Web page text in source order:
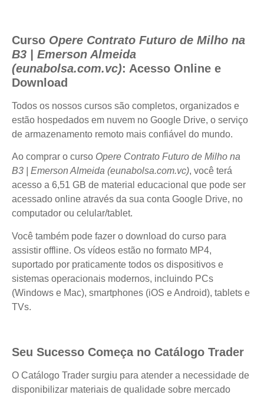
Curso Opere Contrato Futuro de Milho na
B3 | Emerson Almeida
(eunabolsa.com.vc): Acesso Online e
Download
Todos os nossos cursos são completos, organizados e
estão hospedados em nuvem no Google Drive, o serviço
de armazenamento remoto mais confiável do mundo.
Ao comprar o curso Opere Contrato Futuro de Milho na
B3 | Emerson Almeida (eunabolsa.com.vc), você terá
acesso a 6,51 GB de material educacional que pode ser
acessado online através da sua conta Google Drive, no
computador ou celular/tablet.
Você também pode fazer o download do curso para
assistir offline. Os vídeos estão no formato MP4,
suportado por praticamente todos os dispositivos e
sistemas operacionais modernos, incluindo PCs
(Windows e Mac), smartphones (iOS e Android), tablets e
TVs.
Seu Sucesso Começa no Catálogo Trader
O Catálogo Trader surgiu para atender a necessidade de
disponibilizar materiais de qualidade sobre mercado